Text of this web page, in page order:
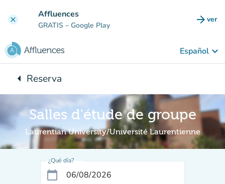
clear Affluences
GRATIS – Google Play arrow_forward ver
Español keyboard_arrow_down
arrow_leftVuelta:
Reserva
Salles d'étude de groupe
Laurentian University/Université Laurentienne
¿Qué día?
calendar_today